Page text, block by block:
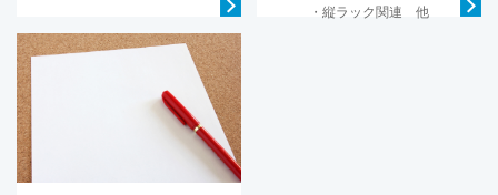
・縦ラック関連 他